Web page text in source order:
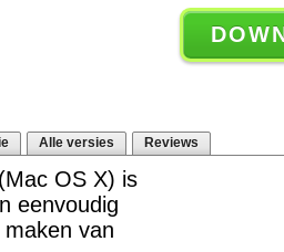
Alle versies Reviews
(Mac OS X) is
eenvoudig
van